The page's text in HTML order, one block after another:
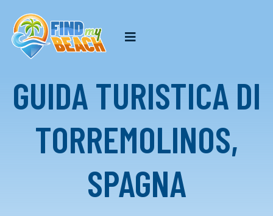
GUIDA TURISTICA DI
TORREMOLINOS,
SPAGNA